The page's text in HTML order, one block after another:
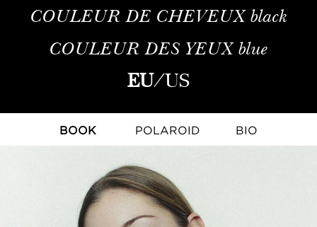
COULEUR DE CHEVEUXblack
COULEUR DES YEUXblue
EU/US
BOOK POLAROID BIO